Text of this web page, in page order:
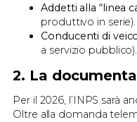
Addetti alla “linea
produttivo in serie).
Conducenti di
a servizio pubblico).
2. La
Per il 2026, l’INPS sarà
Oltre alla domanda